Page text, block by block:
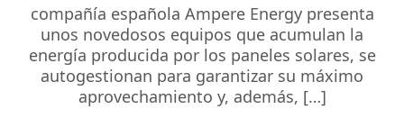
compañía española Ampere Energy presenta
unos novedosos equipos que acumulan la
energía producida por los paneles solares, se
autogestionan para garantizar su máximo
aprovechamiento y, además, […]